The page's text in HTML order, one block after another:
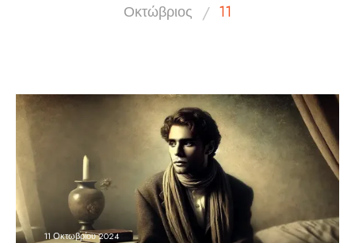
Οκτώβριος / 11
11 Οκτωβρίου 2024